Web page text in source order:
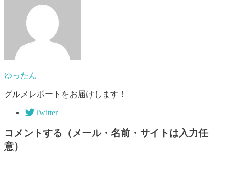
ゆったん
グルメレポートをお届けします！
Twitter
コメントする（メール・名前・サイトは入力任
意）